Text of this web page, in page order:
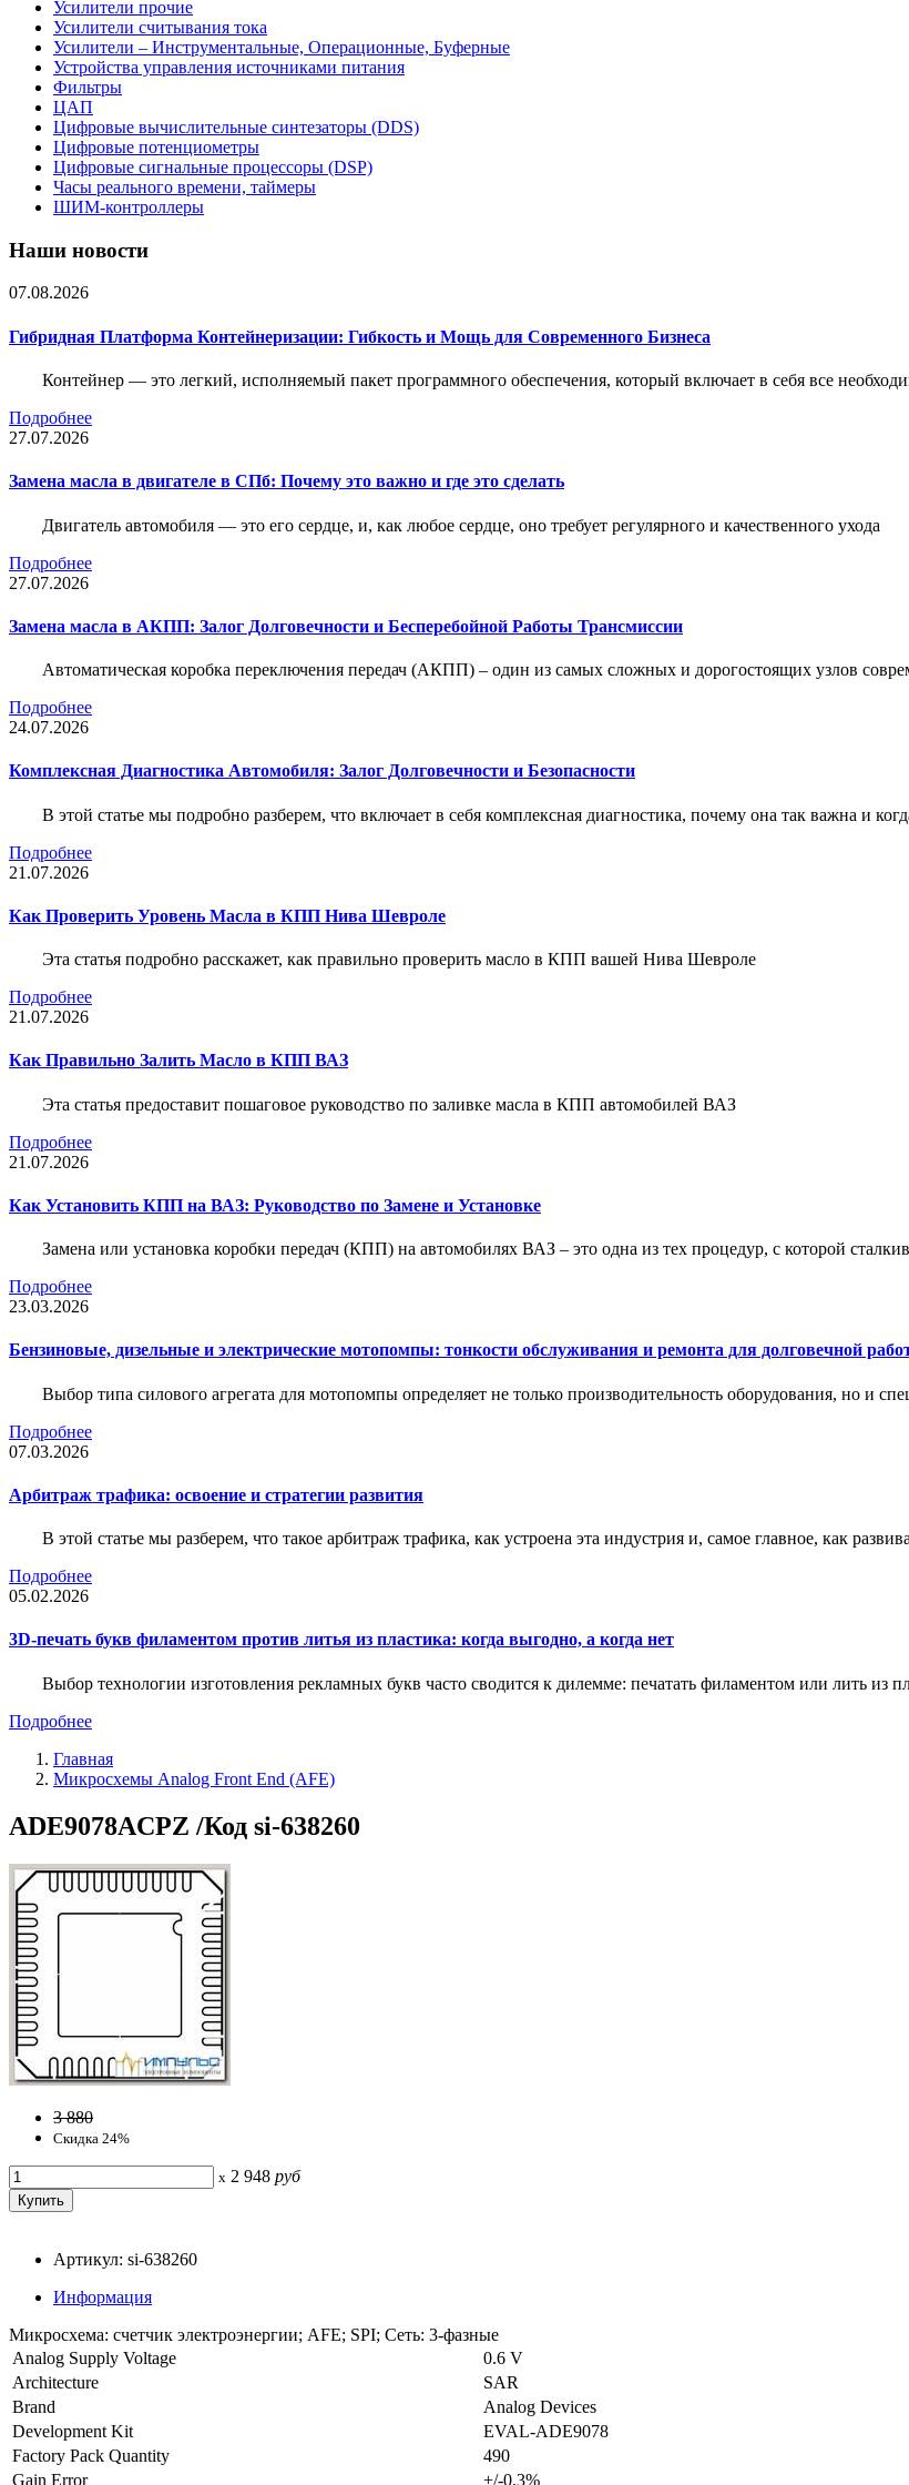
Усилители прочие
Усилители считывания тока
Усилители – Инструментальные, Операционные, Буферные
Устройства управления источниками питания
Фильтры
ЦАП
Цифровые вычислительные синтезаторы (DDS)
Цифровые потенциометры
Цифровые сигнальные процессоры (DSP)
Часы реального времени, таймеры
ШИМ-контроллеры
Наши новости
07.08.2026
Гибридная Платформа Контейнеризации: Гибкость и Мощь для Современного Бизнеса
Контейнер — это легкий, исполняемый пакет программного обеспечения, который включает в себя все
Подробнее
27.07.2026
Замена масла в двигателе в СПб: Почему это важно и где это сделать
Двигатель автомобиля — это его сердце, и, как любое сердце, оно требует регулярного и качественного ухода
Подробнее
27.07.2026
Замена масла в АКПП: Залог Долговечности и Бесперебойной Работы Трансмиссии
Автоматическая коробка переключения передач (АКПП) – один из самых сложных и дорогостоящих узлов
Подробнее
24.07.2026
Комплексная Диагностика Автомобиля: Залог Долговечности и Безопасности
В этой статье мы подробно разберем, что включает в себя комплексная диагностика, почему она так важна и
Подробнее
21.07.2026
Как Проверить Уровень Масла в КПП Нива Шевроле
Эта статья подробно расскажет, как правильно проверить масло в КПП вашей Нива Шевроле
Подробнее
21.07.2026
Как Правильно Залить Масло в КПП ВАЗ
Эта статья предоставит пошаговое руководство по заливке масла в КПП автомобилей ВАЗ
Подробнее
21.07.2026
Как Установить КПП на ВАЗ: Руководство по Замене и Установке
Замена или установка коробки передач (КПП) на автомобилях ВАЗ – это одна из тех процедур, с которой
Подробнее
23.03.2026
Бензиновые, дизельные и электрические мотопомпы: тонкости обслуживания и ремонта для долговечной
Выбор типа силового агрегата для мотопомпы определяет не только производительность оборудования, но и
Подробнее
07.03.2026
Арбитраж трафика: освоение и стратегии развития
В этой статье мы разберем, что такое арбитраж трафика, как устроена эта индустрия и, самое главное, как
Подробнее
05.02.2026
3D-печать букв филаментом против литья из пластика: когда выгодно, а когда нет
Выбор технологии изготовления рекламных букв часто сводится к дилемме: печатать филаментом или лить из
Подробнее
Главная
Микросхемы Analog Front End (AFE)
ADE9078ACPZ /Код si-638260
3 880
Скидка 24%
x 2 948 руб
Артикул: si-638260
Информация
Микросхема: счетчик электроэнергии; AFE; SPI; Сеть: 3-фазные
Analog Supply Voltage
0.6 V
Architecture
SAR
Brand
Analog Devices
Development Kit
EVAL-ADE9078
Factory Pack Quantity
490
Gain Error
+/-0.3%